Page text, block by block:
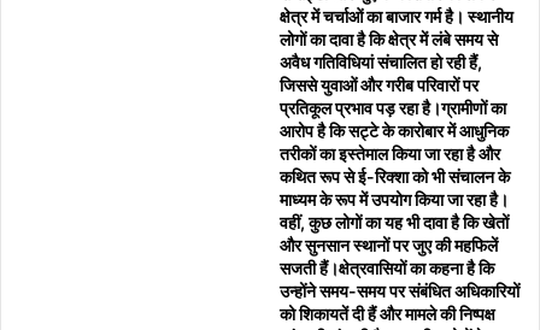
विश्व आदिवासी दिवस पर निकाली भव्य रैली, सौर ऊर्जा
परियोजना के विरोध में सौंपा ज्ञापन क्षेत्रीय विधायक बाला
बच्चन सहित कांग्रेस नेताओं ने किया स्वागत
“थाली में राशन या सेहत से खिलवाड़? गरीबों के निवाले पर
मंडराया बदहाली और बेपरवाही का साया”
क्षेत्र में चर्चाओं का बाजार गर्म है। स्थानीय
लोगों का दावा है कि क्षेत्र में लंबे समय से
अवैध गतिविधियां संचालित हो रही हैं,
जिससे युवाओं और गरीब परिवारों पर
प्रतिकूल प्रभाव पड़ रहा है।ग्रामीणों का
आरोप है कि सट्टे के कारोबार में आधुनिक
तरीकों का इस्तेमाल किया जा रहा है और
कथित रूप से ई-रिक्शा को भी संचालन के
माध्यम के रूप में उपयोग किया जा रहा है।
वहीं, कुछ लोगों का यह भी दावा है कि खेतों
और सुनसान स्थानों पर जुए की महफिलें
सजती हैं।क्षेत्रवासियों का कहना है कि
उन्होंने समय-समय पर संबंधित अधिकारियों
को शिकायतें दी हैं और मामले की निष्पक्ष